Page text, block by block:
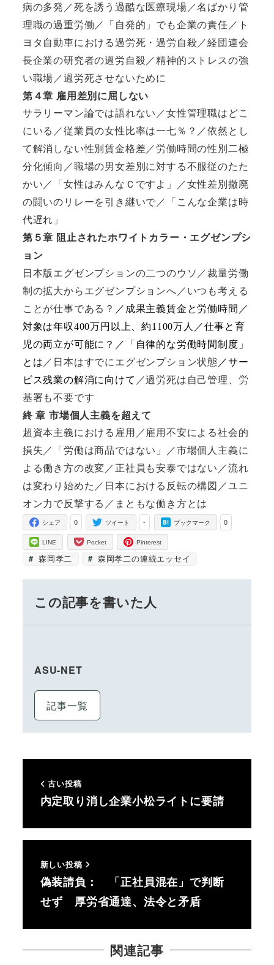
病の多発／死を誘う過酷な医療現場／名ばかり管
理職の過重労働／「自発的」でも企業の責任／ト
ヨタ自動車における過労死・過労自殺／経団連会
長企業の研究者の過労自殺／精神的ストレスの強
い職場／過労死させないために
第４章 雇用差別に屈しない
サラリーマン論では語れない／女性管理職はどこ
にいる／従業員の女性比率は一七％？／依然とし
て解消しない性別賃金格差／労働時間の性別二極
分化傾向／職場の男女差別に対する不服従のたた
かい／「女性はみんなＣですよ」／女性差別撤廃
の闘いのリレーを引き継いで／「こんな企業は時
代遅れ」
第５章 阻止されたホワイトカラー・エグゼンプシ
ョン
日本版エグゼンプションの二つのウソ／裁量労働
制の拡大からエグゼンプションへ／いつも考える
ことが仕事である？ ／成果主義賃金と労働時間／
対象は年収400万円以上、約1100万人／仕事と育
児の両立が可能に？／「自律的な労働時間制度」
とは ／日本はすでにエグゼンプション状態 ／サー
ビス残業の解消に向けて ／過労死は自己管理、労
基署も不要です
終 章 市場個人主義を超えて
超資本主義における雇用／雇用不安による社会的
損失／「労働は商品ではない」／市場個人主義に
よる働き方の改変／正社員も安泰ではない／流れ
は変わり始めた／日本における反転の構図／ユニ
オン力で反撃する／まともな働き方とは
0
シェア -
ツイート 0
ブックマーク
LINE Pocket Pinterest
森岡孝二 森岡孝二の連続エッセイ
この記事を書いた人
ASU-NET
記事一覧
古い投稿
内定取り消し企業小松ライトに要請
新しい投稿
偽装請負： 「正社員混在」で判断
せず 厚労省通達、法令と矛盾
関連記事